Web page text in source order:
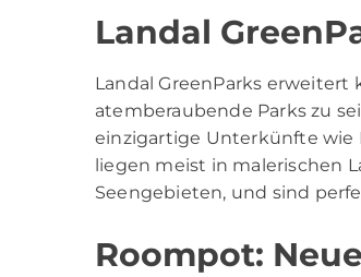
Landal
Landal GreenParks
atemberaubende Parks zu
einzigartige Unterkünfte wie
liegen meist in malerischen
Seengebieten, und sind
Roompot: